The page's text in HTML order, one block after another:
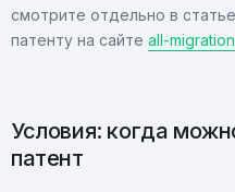
смотрите отдельно в
патенту на сайте all-
Условия: когда
патент